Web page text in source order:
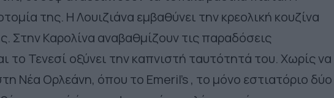
της. Η Λουιζιάνα εμβαθύνει την κρεολική κουζίνα
Στην Καρολίνα αναβαθμίζουν τις παραδόσεις
το Τενεσί οξύνει την καπνιστή ταυτότητά του. Χωρίς να
Νέα Ορλεάνη, όπου το Emeril’s, το μόνο εστιατόριο δύο